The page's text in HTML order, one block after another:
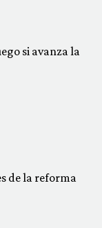
si avanza la
de la reforma